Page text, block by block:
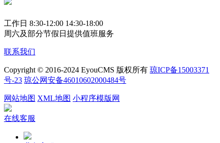
工作日 8:30-12:00 14:30-18:00
周六及部分节假日提供值班服务
联系我们
Copyright © 2016-2024 EyouCMS 版权所有 琼ICP备15003371
号-23 琼公网安备46010602000484号
网站地图 XML地图 小程序模版网
在线客服